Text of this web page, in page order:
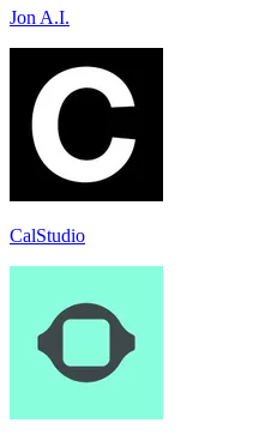
Jon A.I.
CalStudio